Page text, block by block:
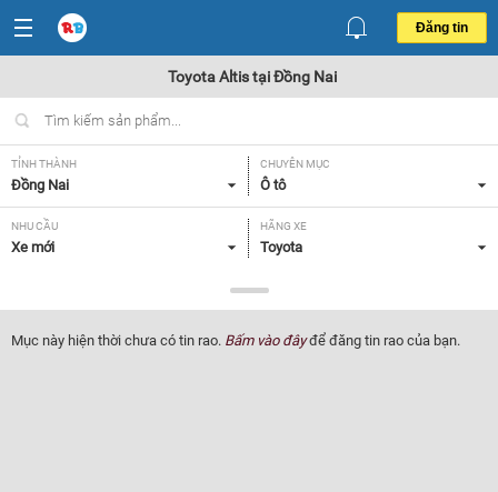
Đăng tin
Toyota Altis tại Đồng Nai
TỈNH THÀNH
Đồng Nai
CHUYÊN MỤC
Ô tô
NHU CẦU
Xe mới
HÃNG XE
Toyota
Altis
NĂM SẢN XUẤT
Tất cả
GIÁ XE XUẤT XỨ
Mục này hiện thời chưa có tin rao. Bấm vào đâyđể đăng tin rao của bạn.